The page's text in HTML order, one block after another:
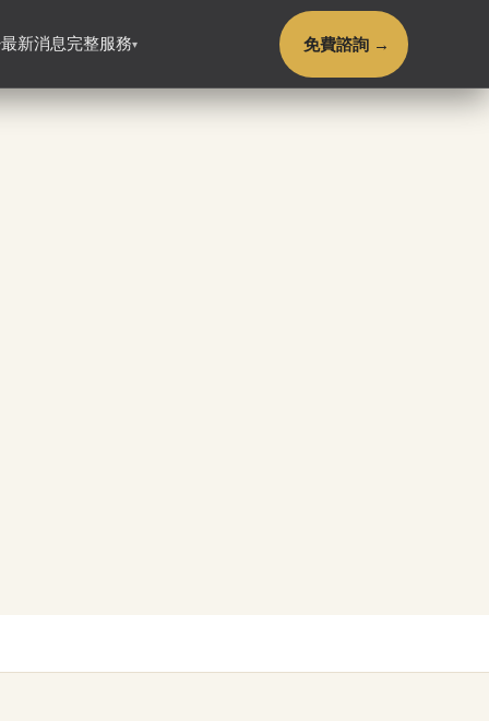
最新消息完整服務▾ 免費諮詢 →